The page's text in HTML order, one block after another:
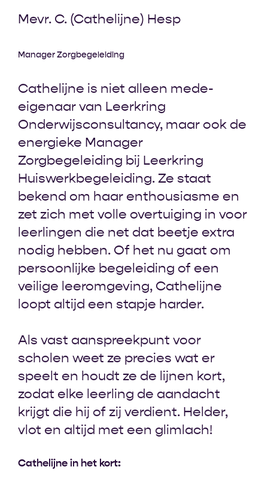
Mevr. C. (Cathelijne) Hesp
Manager Zorgbegeleiding
Cathelijne is niet alleen mede-
eigenaar van Leerkring
Onderwijsconsultancy, maar ook de
energieke Manager
Zorgbegeleiding bij Leerkring
Huiswerkbegeleiding. Ze staat
bekend om haar enthousiasme en
zet zich met volle overtuiging in voor
leerlingen die net dat beetje extra
nodig hebben. Of het nu gaat om
persoonlijke begeleiding of een
veilige leeromgeving, Cathelijne
loopt altijd een stapje harder.
Als vast aanspreekpunt voor
scholen weet ze precies wat er
speelt en houdt ze de lijnen kort,
zodat elke leerling de aandacht
krijgt die hij of zij verdient. Helder,
vlot en altijd met een glimlach!
Cathelijne in het kort: